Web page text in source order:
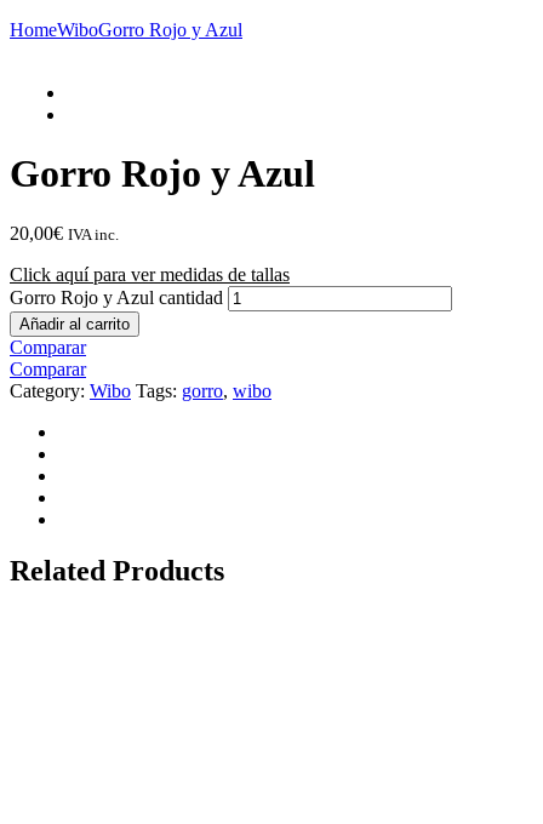
HomeWiboGorro Rojo y Azul
Gorro Rojo y Azul
20,00€ IVA inc.
Click aquí para ver medidas de tallas
Gorro Rojo y Azul cantidad
Añadir al carrito
Comparar
Comparar
Category: Wibo Tags: gorro, wibo
Related Products